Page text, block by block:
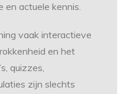
en actuele kennis.
vaak interactieve
en het
quizzes,
zijn slechts